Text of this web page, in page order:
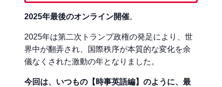
2025年最後のオンライン開催。
2025年は第二次トランプ政権の発足により、世
界中が翻弄され、国際秩序が本質的な変化を余
儀なくされた激動の年となりました。
今回は、いつもの【時事英語編】のように、最